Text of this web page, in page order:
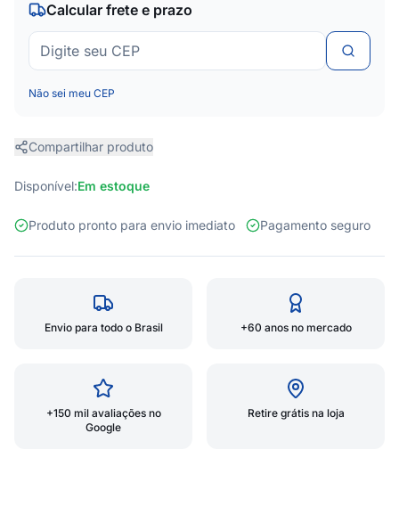
Calcular frete e prazo
Não sei meu CEP
Compartilhar produto
Disponível:Em estoque
Produto pronto para envio imediato Pagamento seguro
Envio para todo o Brasil +60 anos no mercado
+150 mil avaliações no
Google
Retire grátis na loja